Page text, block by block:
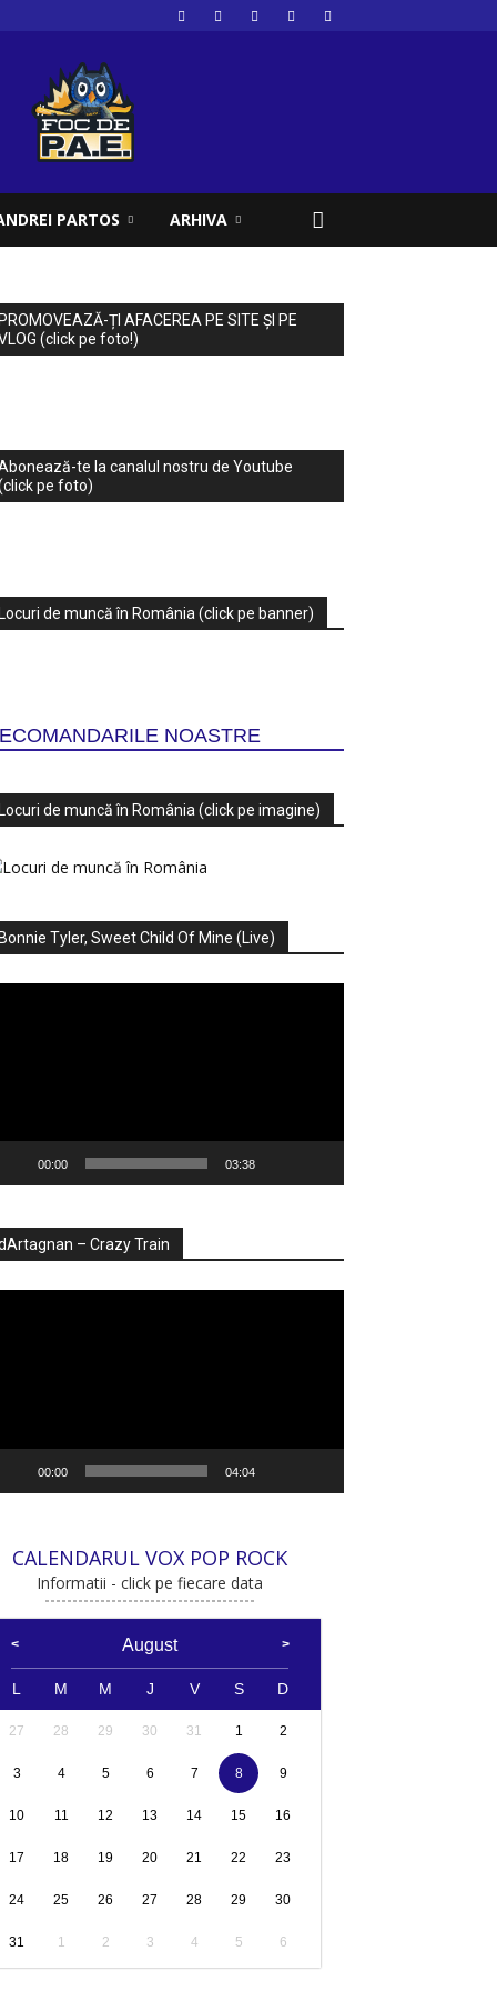
PARTOS ARHIVA
PROMOVEAZĂ-ȚI AFACEREA PE SITE ȘI PE
(click pe foto!)
te la canalul nostru de Youtube
pe foto)
Locuri de muncă în România (click pe banner)
NOASTRE
Locuri de muncă în România (click pe imagine)
Bonnie Tyler, Sweet Child Of Mine (Live)
00:00 03:38
– Crazy Train
00:00 04:04
CALENDARUL VOX POP ROCK
Informatii - click pe fiecare data
August
L M M J V S D
27 28 29 30 31 1 2
3 4 5 6 7 8 9
10 11 12 13 14 15 16
17 18 19 20 21 22 23
24 25 26 27 28 29 30
31 1 2 3 4 5 6